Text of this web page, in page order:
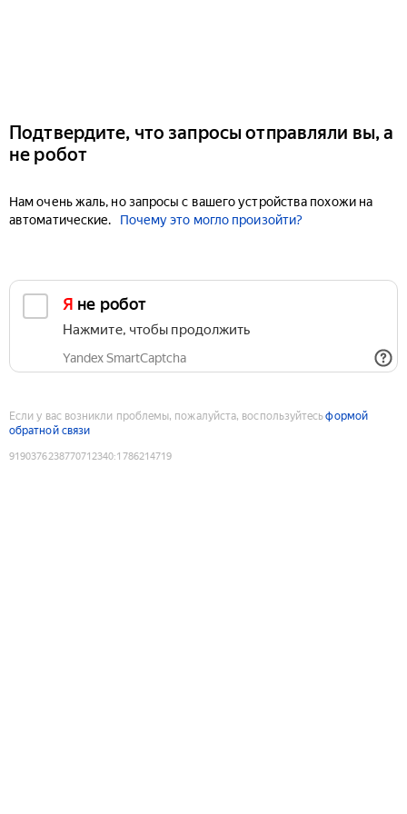
Подтвердите, что запросы отправляли вы, а
не робот
Нам очень жаль, но запросы с вашего устройства похожи на
автоматические.
Почему это могло произойти?
Я не робот
Нажмите, чтобы продолжить
Yandex SmartCaptcha
Если у вас возникли проблемы, пожалуйста, воспользуйтесьформой
обратной связи
9190376238770712340:1786214719